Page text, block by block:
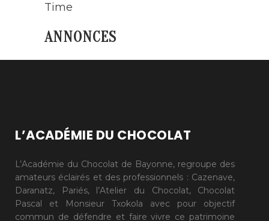
Time
ANNONCES
L’ACADÉMIE DU CHOCOLAT
L’Académie du Chocolat de Bayonne, regroupe des
amateurs éclairés et des professionnels : Cazenave,
Daranatz, Pariés, l’Atelier du Chocolat, Chocolat
Pascal et Monsieur Txokola avec pour objectif
commun de défendre et faire vivre ce patrimoine